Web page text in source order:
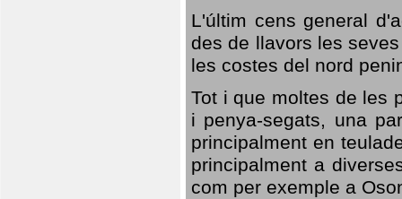
L'últim cens general
des de llavors les
les costes del nord
Tot i que moltes de les
i penya-segats, una
principalment en
principalment a
com per exemple a